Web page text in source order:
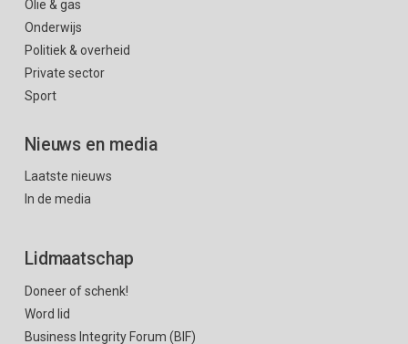
Olie & gas
Onderwijs
Politiek & overheid
Private sector
Sport
Nieuws en media
Laatste nieuws
In de media
Lidmaatschap
Doneer of schenk!
Word lid
Business Integrity Forum (BIF)